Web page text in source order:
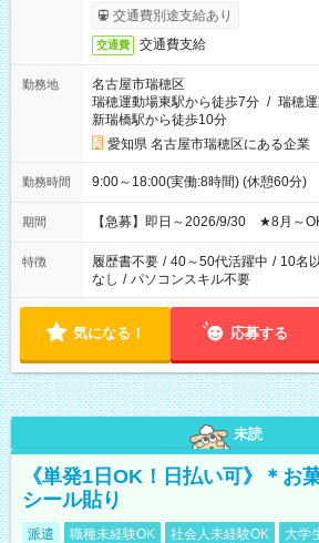
交通費別途支給あり
交通費 交通費支給
勤務地
名古屋市瑞穂区
瑞穂運動場東駅から徒歩7分 / 瑞穂
新瑞橋駅から徒歩10分
愛知県 名古屋市瑞穂区にある企業
勤務時間 9:00～18:00(実働:8時間) (休憩60分)
期間 【急募】即日～2026/9/30 ★8月～
特徴 履歴書不要 / 40～50代活躍中 / 10名
なし / パソコンスキル不要
気になる！ 応募する
未読
《単発1日OK！日払い可》＊お
シール貼り
派遣 職種未経験OK 社会人未経験OK 大学